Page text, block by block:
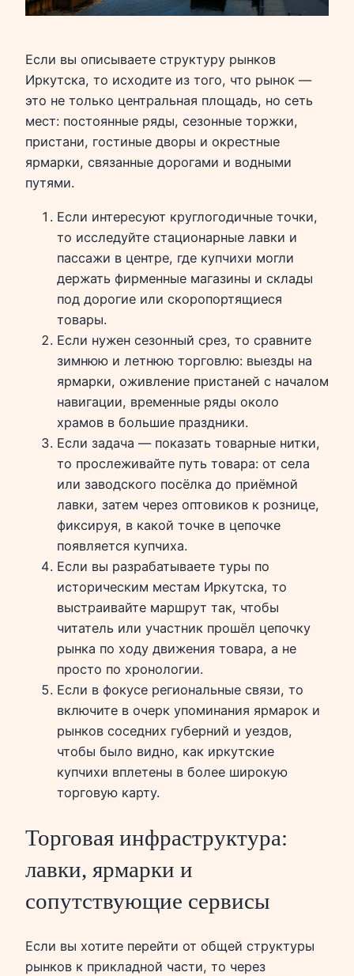
Если вы описываете структуру рынков
Иркутска, то исходите из того, что рынок —
это не только центральная площадь, но сеть
мест: постоянные ряды, сезонные торжки,
пристани, гостиные дворы и окрестные
ярмарки, связанные дорогами и водными
путями.
Если интересуют круглогодичные точки,
то исследуйте стационарные лавки и
пассажи в центре, где купчихи могли
держать фирменные магазины и склады
под дорогие или скоропортящиеся
товары.
Если нужен сезонный срез, то сравните
зимнюю и летнюю торговлю: выезды на
ярмарки, оживление пристаней с началом
навигации, временные ряды около
храмов в большие праздники.
Если задача — показать товарные нитки,
то прослеживайте путь товара: от села
или заводского посёлка до приёмной
лавки, затем через оптовиков к рознице,
фиксируя, в какой точке в цепочке
появляется купчиха.
Если вы разрабатываете туры по
историческим местам Иркутска, то
выстраивайте маршрут так, чтобы
читатель или участник прошёл цепочку
рынка по ходу движения товара, а не
просто по хронологии.
Если в фокусе региональные связи, то
включите в очерк упоминания ярмарок и
рынков соседних губерний и уездов,
чтобы было видно, как иркутские
купчихи вплетены в более широкую
торговую карту.
Торговая инфраструктура:
лавки, ярмарки и
сопутствующие сервисы
Если вы хотите перейти от общей структуры
рынков к прикладной части, то через